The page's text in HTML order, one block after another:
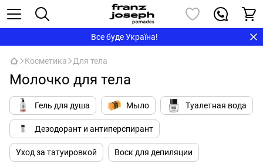
Все буде Україна!
Косметика Для тела
Молочко для тела
Гель для душа Мыло Туалетная вода
Дезодорант и антиперспирант
Уход за татуировкой Воск для депиляции